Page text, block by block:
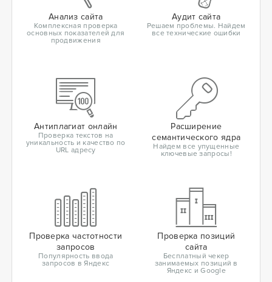
Анализ сайта
Комплексная проверка
основных показателей для
продвижения
Аудит сайта
Решаем проблемы. Найдем
все технические ошибки
Антиплагиат онлайн
Проверка текстов на
уникальность и качество по
URL адресу
Расширение
семантического ядра
Найдем все упущенные
ключевые запросы!
Проверка частотности
запросов
Популярность ввода
запросов в Яндекс
Проверка позиций
сайта
Бесплатный чекер
занимаемых позиций в
Яндекс и Google